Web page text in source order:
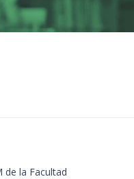
de la Facultad